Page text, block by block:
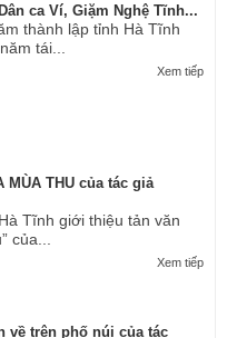
ca Ví, Giặm Nghệ Tĩnh...
thành lập tỉnh Hà Tĩnh
tái...
Xem tiếp
MÙA THU của tác giả
Tĩnh giới thiệu tản văn
của...
Xem tiếp
về trên phố núi của tác